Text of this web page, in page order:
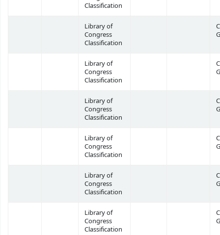
Classification
Library of
Congress
Classification
Library of
Congress
Classification
Library of
Congress
Classification
Library of
Congress
Classification
Library of
Congress
Classification
Library of
Congress
Classification